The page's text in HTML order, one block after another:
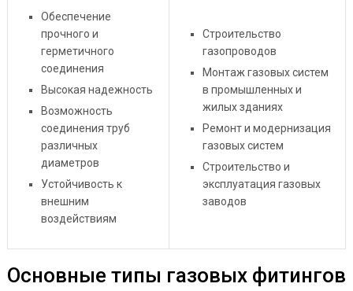
Обеспечение
прочного и
герметичного
соединения
Высокая надежность
Возможность
соединения труб
различных
диаметров
Устойчивость к
внешним
воздействиям
Строительство
газопроводов
Монтаж газовых систем
в промышленных и
жилых зданиях
Ремонт и модернизация
газовых систем
Строительство и
эксплуатация газовых
заводов
Основные типы газовых фитингов